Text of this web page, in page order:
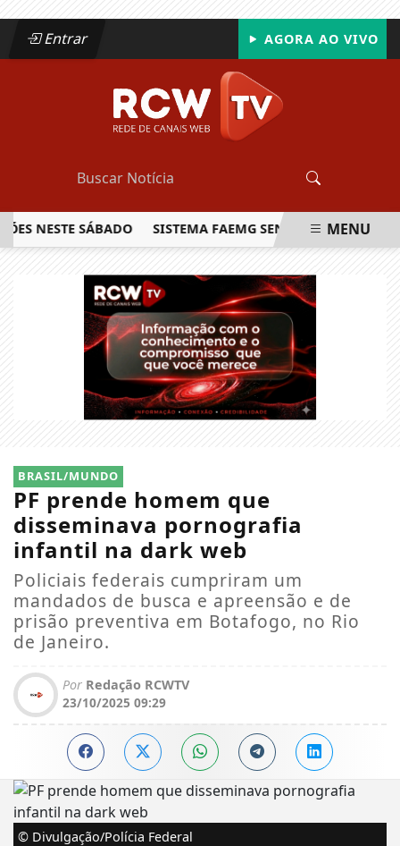
Entrar AGORA AO VIVO
SÁBADO SISTEMA FAEMG SENAR LANÇA OMENU
BRASIL/MUNDO
PF prende homem que
disseminava pornografia
infantil na dark web
Policiais federais cumpriram um
mandados de busca e apreensão e de
prisão preventiva em Botafogo, no Rio
de Janeiro.
Por Redação RCWTV
23/10/2025 09:29
© Divulgação/Polícia Federal